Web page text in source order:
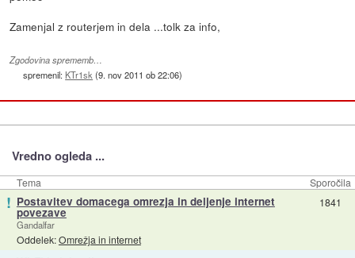
Zamenjal z routerjem in dela ...tolk za info,
Zgodovina sprememb…
spremenil: KTr1sk (9. nov 2011 ob 22:06)
Vredno ogleda ...
Tema Sporočila
! Postavitev domacega omrezja in deljenje internet
povezave
Gandalfar
Oddelek:Omrežja in internet
1841